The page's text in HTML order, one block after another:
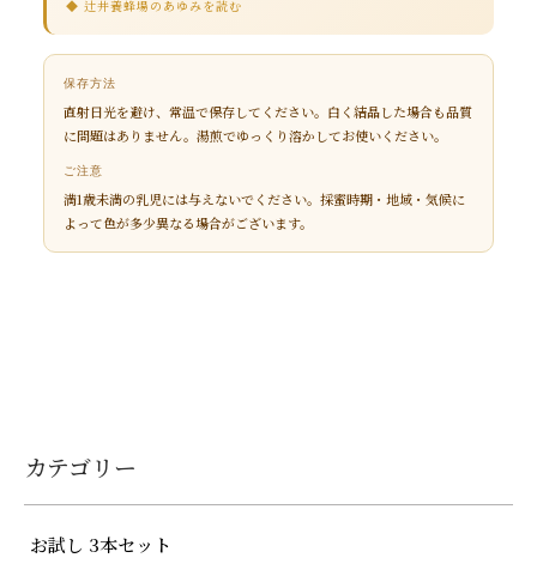
◆ 辻井養蜂場のあゆみを読む
保存方法
直射日光を避け、常温で保存してください。白く結晶した場合も品質
に問題はありません。湯煎でゆっくり溶かしてお使いください。
ご注意
満1歳未満の乳児には与えないでください。採蜜時期・地域・気候に
よって色が多少異なる場合がございます。
カテゴリー
お試し 3本セット